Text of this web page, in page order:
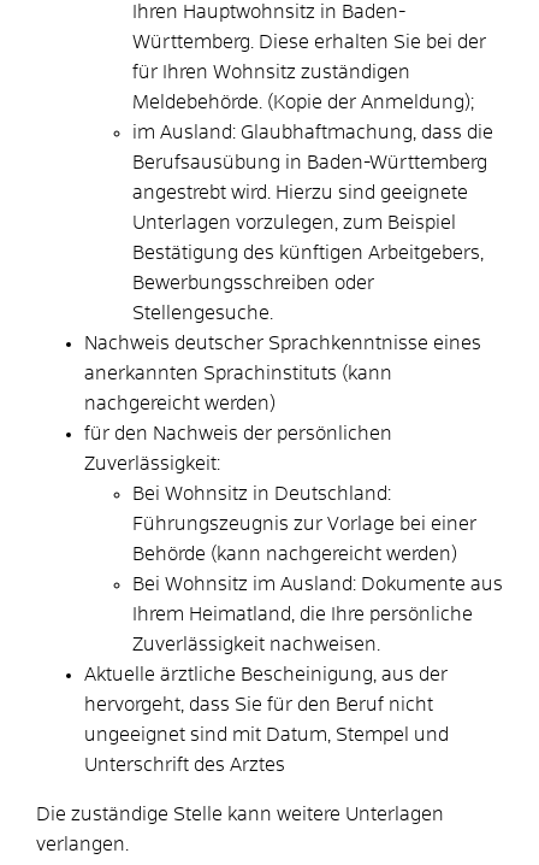
Ihren Hauptwohnsitz in Baden-
Württemberg. Diese erhalten Sie bei der
für Ihren Wohnsitz zuständigen
Meldebehörde. (Kopie der Anmeldung);
im Ausland: Glaubhaftmachung, dass die
Berufsausübung in Baden-Württemberg
angestrebt wird. Hierzu sind geeignete
Unterlagen vorzulegen, zum Beispiel
Bestätigung des künftigen Arbeitgebers,
Bewerbungsschreiben oder
Stellengesuche.
Nachweis deutscher Sprachkenntnisse eines
anerkannten Sprachinstituts (kann
nachgereicht werden)
für den Nachweis der persönlichen
Zuverlässigkeit:
Bei Wohnsitz in Deutschland:
Führungszeugnis zur Vorlage bei einer
Behörde (kann nachgereicht werden)
Bei Wohnsitz im Ausland: Dokumente aus
Ihrem Heimatland, die Ihre persönliche
Zuverlässigkeit nachweisen.
Aktuelle ärztliche Bescheinigung, aus der
hervorgeht, dass Sie für den Beruf nicht
ungeeignet sind mit Datum, Stempel und
Unterschrift des Arztes
Die zuständige Stelle kann weitere Unterlagen
verlangen.